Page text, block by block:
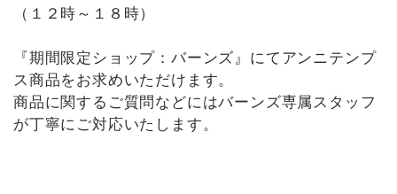
（１２時～１８時）
『期間限定ショップ：バーンズ』にてアンニテンプ
ス商品をお求めいただけます。
商品に関するご質問などにはバーンズ専属スタッフ
が丁寧にご対応いたします。